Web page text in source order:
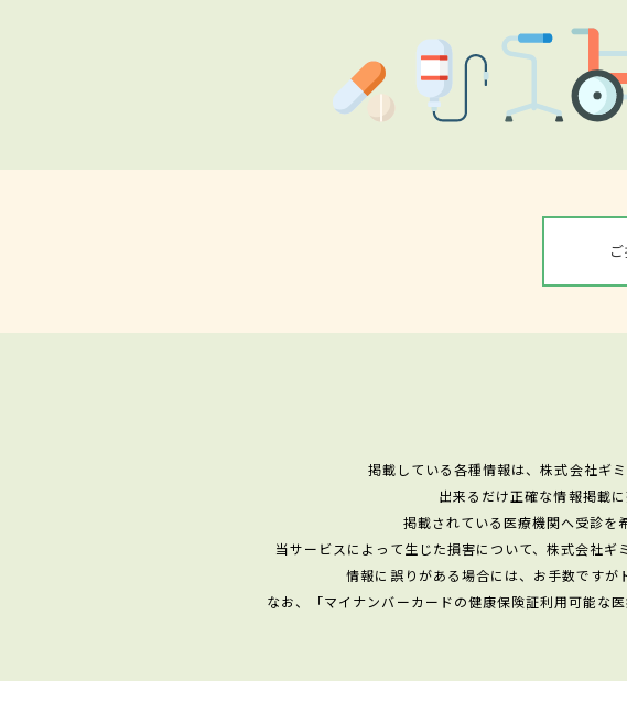
掲載している各種情報は、株式会社ギ
出来るだけ正確な情報掲載
掲載されている医療機関へ受診を
当サービスによって生じた損害について、株式会社
情報に誤りがある場合には、お手数ですが
なお、「マイナンバーカードの健康保険証利用可能な